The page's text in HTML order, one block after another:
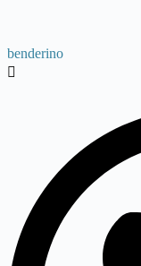
benderino